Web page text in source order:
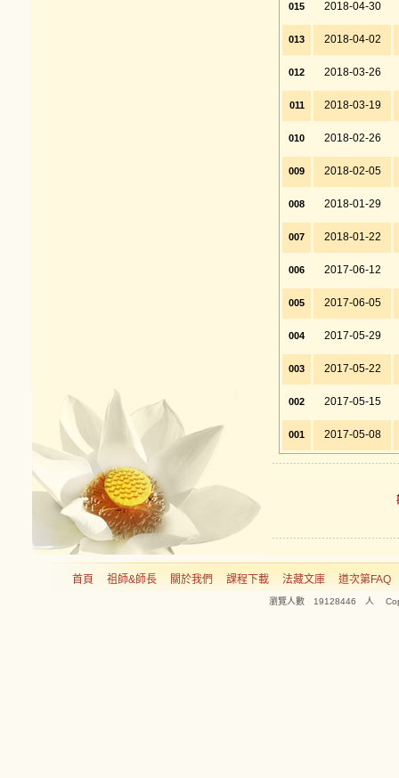
015 2018-04-30
013 2018-04-02
012 2018-03-26
011 2018-03-19
010 2018-02-26
009 2018-02-05
008 2018-01-29
007 2018-01-22
006 2017-06-12
005 2017-06-05
004 2017-05-29
003 2017-05-22
002 2017-05-15
001 2017-05-08
首頁 祖師&師長 關於我們 課程下載 法藏文庫 道次第FAQ
瀏覽人數 19128446 人